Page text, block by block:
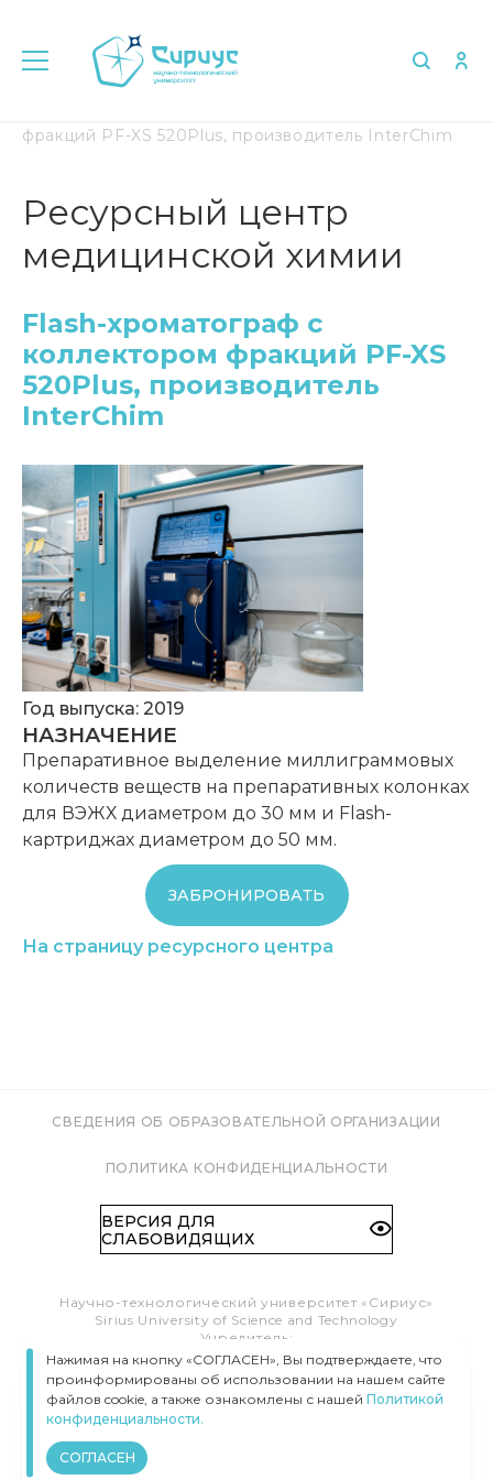
фракций PF-XS 520Plus, производитель InterChim
Ресурсный центр
медицинской химии
Flash-хроматограф с
коллектором фракций PF-XS
520Plus, производитель
InterChim
Год выпуска: 2019
НАЗНАЧЕНИЕ
Препаративное выделение миллиграммовых
количеств веществ на препаративных колонках
для ВЭЖХ диаметром до 30 мм и Flash-
картриджах диаметром до 50 мм.
ЗАБРОНИРОВАТЬ
На страницу ресурсного центра
СВЕДЕНИЯ ОБ ОБРАЗОВАТЕЛЬНОЙ ОРГАНИЗАЦИИ
ПОЛИТИКА КОНФИДЕНЦИАЛЬНОСТИ
ВЕРСИЯ ДЛЯ
СЛАБОВИДЯЩИХ
Научно-технологический университет «Сириус»
Sirius University of Science and Technology
Учредитель:
Образовательный Фонд «Талант и успех»
Федеральная территория «Сириус»,
Тел.:8 (800) 100 41 55
info@siriusuniversity.ru
ВСЕ ПРАВА ЗАЩИЩЕНЫ © УНИВЕРСИТЕТ «СИРИУС», 2020–
Нажимая на кнопку «СОГЛАСЕН», Вы подтверждаете, что
проинформированы об использовании на нашем сайте
файлов cookie, а также ознакомлены с нашей Политикой
конфиденциальности.
СОГЛАСЕН